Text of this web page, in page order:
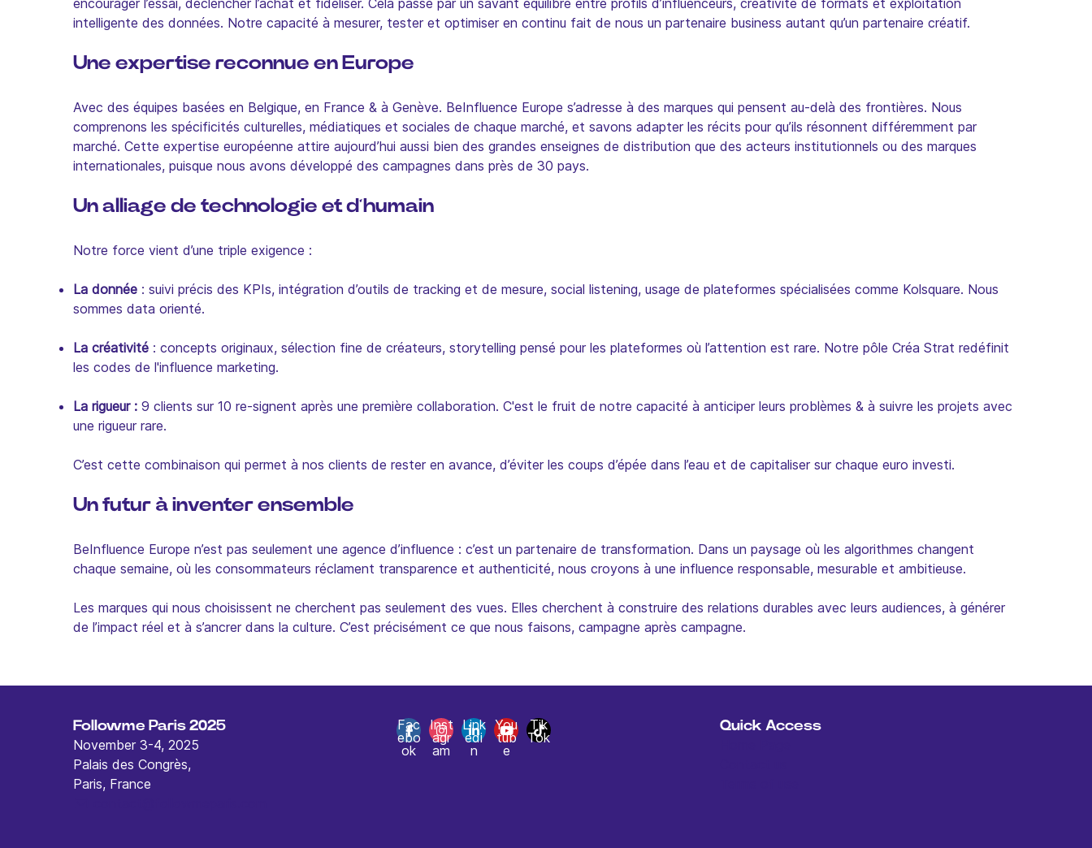
encourager l’essai, déclencher l’achat et fidéliser. Cela passe par un savant équilibre entre profils d’influenceurs, créativité de formats et exploitation
intelligente des données. Notre capacité à mesurer, tester et optimiser en continu fait de nous un partenaire business autant qu’un partenaire créatif.
Une expertise reconnue en Europe
Avec des équipes basées en Belgique, en France & à Genève. BeInfluence Europe s’adresse à des marques qui pensent au-delà des frontières. Nous
comprenons les spécificités culturelles, médiatiques et sociales de chaque marché, et savons adapter les récits pour qu’ils résonnent différemment par
marché. Cette expertise européenne attire aujourd’hui aussi bien des grandes enseignes de distribution que des acteurs institutionnels ou des marques
internationales, puisque nous avons développé des campagnes dans près de 30 pays.
Un alliage de technologie et d’humain
Notre force vient d’une triple exigence :
La donnée : suivi précis des KPIs, intégration d’outils de tracking et de mesure, social listening, usage de plateformes spécialisées comme Kolsquare. Nous
sommes data orienté.
La créativité : concepts originaux, sélection fine de créateurs, storytelling pensé pour les plateformes où l’attention est rare. Notre pôle Créa Strat redéfinit
les codes de l'influence marketing.
La rigueur : 9 clients sur 10 re-signent après une première collaboration. C'est le fruit de notre capacité à anticiper leurs problèmes & à suivre les projets avec
une rigueur rare.
C’est cette combinaison qui permet à nos clients de rester en avance, d’éviter les coups d’épée dans l’eau et de capitaliser sur chaque euro investi.
Un futur à inventer ensemble
BeInfluence Europe n’est pas seulement une agence d’influence : c’est un partenaire de transformation. Dans un paysage où les algorithmes changent
chaque semaine, où les consommateurs réclament transparence et authenticité, nous croyons à une influence responsable, mesurable et ambitieuse.
Les marques qui nous choisissent ne cherchent pas seulement des vues. Elles cherchent à construire des relations durables avec leurs audiences, à générer
de l’impact réel et à s’ancrer dans la culture. C’est précisément ce que nous faisons, campagne après campagne.
Followme Paris 2025
November 3-4, 2025
Palais des Congrès,
Paris, France
Fac
ebo
ok
Inst
agr
am
Link
edi
n
You
tub
e
Tik
Tok
Quick Access